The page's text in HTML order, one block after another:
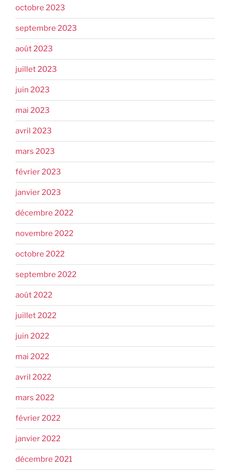
octobre 2023
septembre 2023
août 2023
juillet 2023
juin 2023
mai 2023
avril 2023
mars 2023
février 2023
janvier 2023
décembre 2022
novembre 2022
octobre 2022
septembre 2022
août 2022
juillet 2022
juin 2022
mai 2022
avril 2022
mars 2022
février 2022
janvier 2022
décembre 2021